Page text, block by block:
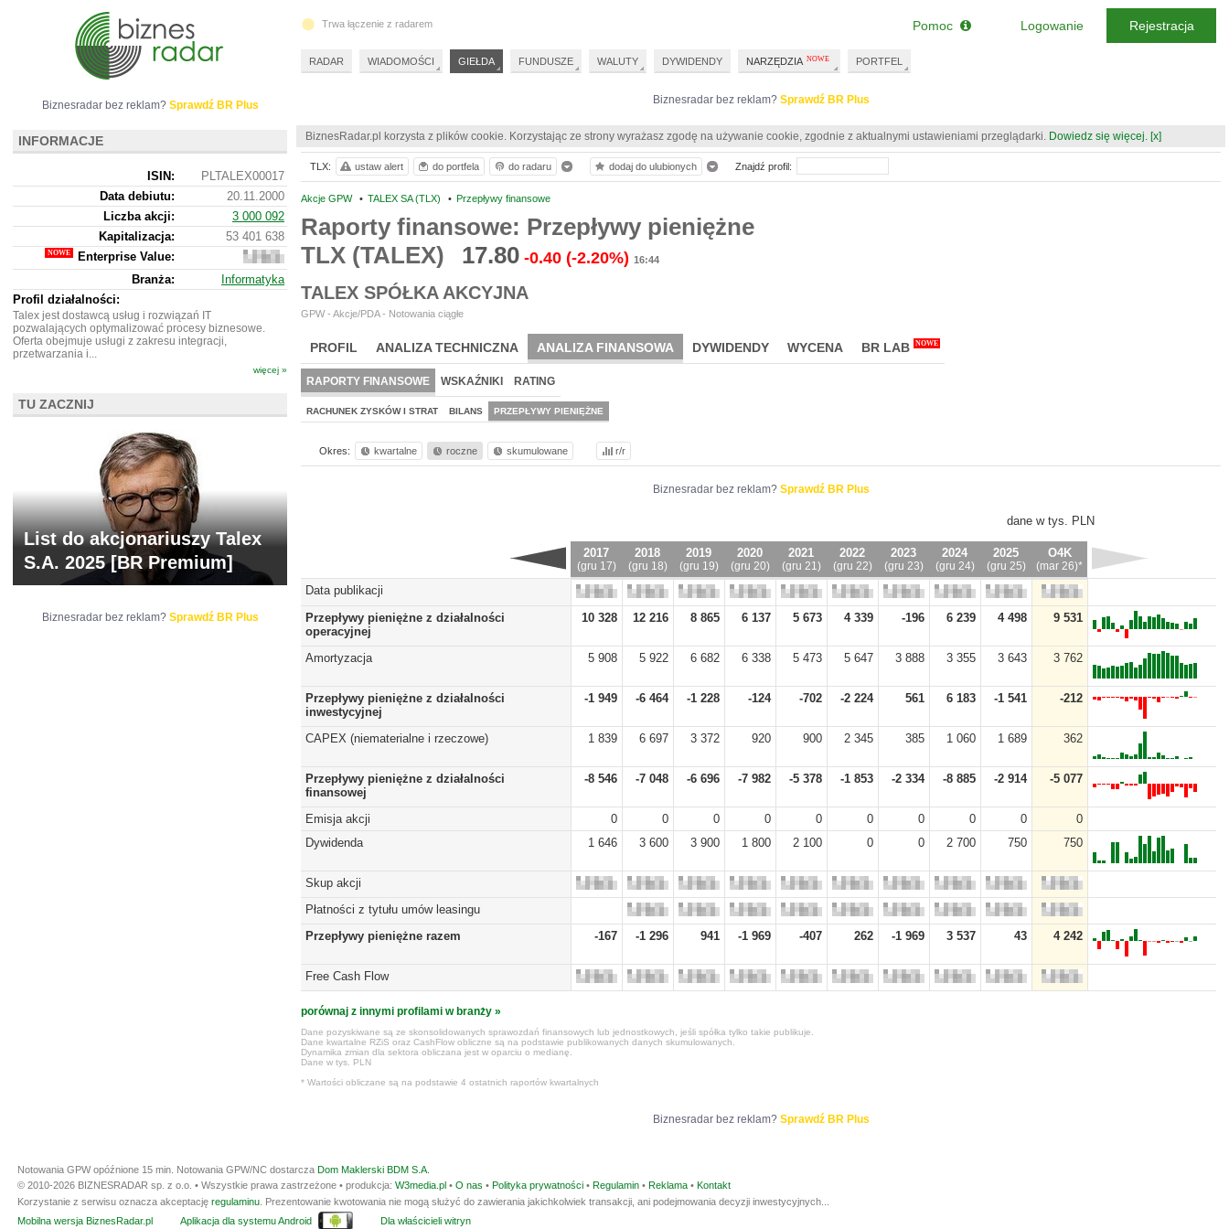
Biznesradar bez reklam? Sprawdź BR Plus
BiznesRadar.pl korzysta z plików cookie. Korzystając ze strony wyrażasz zgodę na używanie cookie, zgodnie z aktualnymi ustawieniami przeglądarki. Dowiedz się więcej. [x]
Akcje GPW • TALEX SA (TLX) • Przepływy finansowe
Raporty finansowe: Przepływy pieniężne
TLX (TALEX)
17.80 -0.40 (-2.20%) 16:44
TALEX SPÓŁKA AKCYJNA
GPW - Akcje/PDA - Notowania ciągłe
PROFIL ANALIZA TECHNICZNA ANALIZA FINANSOWA DYWIDENDY WYCENA BR LAB NOWE
RAPORTY FINANSOWE WSKAŹNIKI RATING
RACHUNEK ZYSKÓW I STRAT BILANS PRZEPŁYWY PIENIĘŻNE
Okres: kwartalne roczne skumulowane r/r
Biznesradar bez reklam? Sprawdź BR Plus
dane w tys. PLN
2017
(gru 17)
2018
(gru 18)
2019
(gru 19)
2020
(gru 20)
2021
(gru 21)
2022
(gru 22)
2023
(gru 23)
2024
(gru 24)
2025
(gru 25)
O4K
(mar 26)*
Data publikacji
Przepływy pieniężne z działalności
operacyjnej
10 328 12 216 8 865 6 137 5 673 4 339 -196 6 239 4 498 9 531
Amortyzacja 5 908 5 922 6 682 6 338 5 473 5 647 3 888 3 355 3 643 3 762
Przepływy pieniężne z działalności
inwestycyjnej
-1 949 -6 464 -1 228 -124 -702 -2 224 561 6 183 -1 541 -212
CAPEX (niematerialne i rzeczowe) 1 839 6 697 3 372 920 900 2 345 385 1 060 1 689 362
Przepływy pieniężne z działalności
finansowej
-8 546 -7 048 -6 696 -7 982 -5 378 -1 853 -2 334 -8 885 -2 914 -5 077
Emisja akcji 0 0 0 0 0 0 0 0 0
0
Dywidenda
1 646 3 600 3 900 1 800 2 100 0 0 2 700 750 750
Skup akcji
Płatności z tytułu umów leasingu
Przepływy pieniężne razem
-167 -1 296 941 -1 969 -407 262 -1 969 3 537 43 4 242
Free Cash Flow
porównaj z innymi profilami w branży »
Dane pozyskiwane są ze skonsolidowanych sprawozdań finansowych lub jednostkowych, jeśli spółka tylko takie publikuje.
Dane kwartalne RZiS oraz CashFlow obliczne są na podstawie publikowanych danych skumulowanych.
Dynamika zmian dla sektora obliczana jest w oparciu o medianę.
Dane w tys. PLN
* Wartości obliczane są na podstawie 4 ostatnich raportów kwartalnych
Biznesradar bez reklam? Sprawdź BR Plus
TLX: ustaw alert do portfela do radaru dodaj do ulubionych Znajdź profil:
Biznesradar bez reklam? Sprawdź BR Plus
INFORMACJE
ISIN:
PLTALEX00017
Data debiutu:
20.11.2000
Liczba akcji:
3 000 092
Kapitalizacja:
53 401 638
Enterprise Value:
51
649
638
Branża:
Informatyka
Profil działalności:
Talex jest dostawcą usług i rozwiązań IT
pozwalających optymalizować procesy biznesowe.
Oferta obejmuje usługi z zakresu integracji,
przetwarzania i...
więcej »
TU ZACZNIJ
List do akcjonariuszy Talex
S.A. 2025 [BR Premium]
Biznesradar bez reklam? Sprawdź BR Plus
Trwa łączenie z radarem
RADAR WIADOMOŚCI GIEŁDA FUNDUSZE WALUTY DYWIDENDY NARZĘDZIA PORTFEL
Pomoc Logowanie Rejestracja
Notowania GPW opóźnione 15 min. Notowania GPW/NC dostarcza Dom Maklerski BDM S.A.
© 2010-2026 BIZNESRADAR sp. z o.o. • Wszystkie prawa zastrzeżone • produkcja: W3media.pl • O nas • Polityka prywatności • Regulamin • Reklama • Kontakt
Korzystanie z serwisu oznacza akceptację regulaminu . Prezentowanie kwotowania nie mogą służyć do zawierania jakichkolwiek transakcji, ani podejmowania decyzji inwestycyjnych...
Mobilna wersja BiznesRadar.pl
Aplikacja dla systemu Android Dla właścicieli witryn